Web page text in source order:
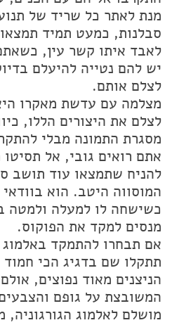
מנת לאתר כל שריד של
סבלנות, כמעט תמיד
לאבד איתו קשר עין,
יש להם נטייה להיעלם
לצלם אותם.
מצלמה עם עדשת מאקרו
לצלם את היצורים הללו,
מסגרת התמונה מבלי
אתם רואים גובי, אל
להניח שתמצאו עוד תושב
המוסווה היטב. הוא
כשישחה לו למעלה ולמטה
מנסים למקד את הפוקוס.
אם תבחרו להתמקד באלמוג
תתקלו שם בדגיג הכי חמוד
הניצנים מאוד נפוצים,
המשובצת על גופם
מושלם לאלמוג